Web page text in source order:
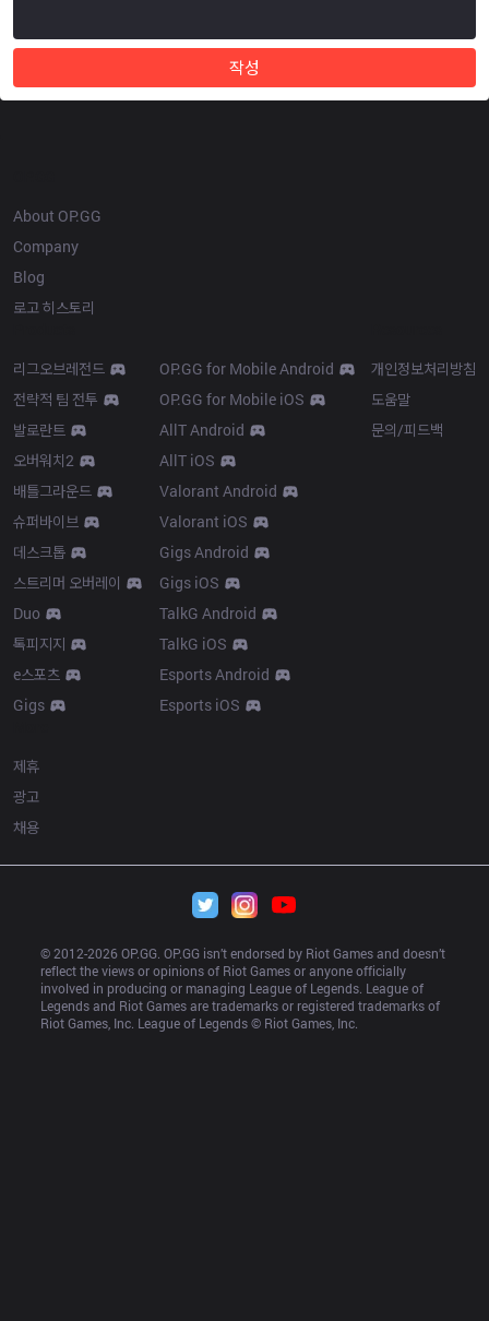
작성
About OP.GG
Company
Blog
로고 히스토리
리그오브레전드
전략적 팀 전투
발로란트
오버워치2
배틀그라운드
슈퍼바이브
데스크톱
스트리머 오버레이
Duo
톡피지지
e스포츠
Gigs
OP.GG for Mobile Android
OP.GG for Mobile iOS
AllT Android
AllT iOS
Valorant Android
Valorant iOS
Gigs Android
Gigs iOS
TalkG Android
TalkG iOS
Esports Android
Esports iOS
개인정보처리방침
도움말
문의/피드백
제휴
광고
채용
© 2012-2026 OP.GG. OP.GG isn’t endorsed by Riot Games and doesn’t
reflect the views or opinions of Riot Games or anyone officially
involved in producing or managing League of Legends. League of
Legends and Riot Games are trademarks or registered trademarks of
Riot Games, Inc. League of Legends © Riot Games, Inc.